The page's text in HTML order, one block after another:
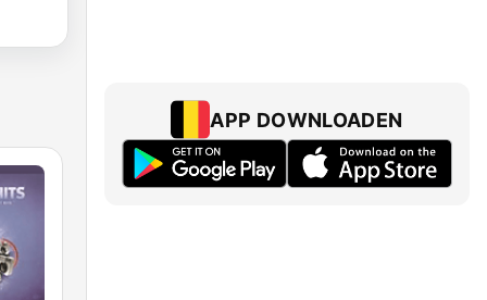
APP DOWNLOADEN